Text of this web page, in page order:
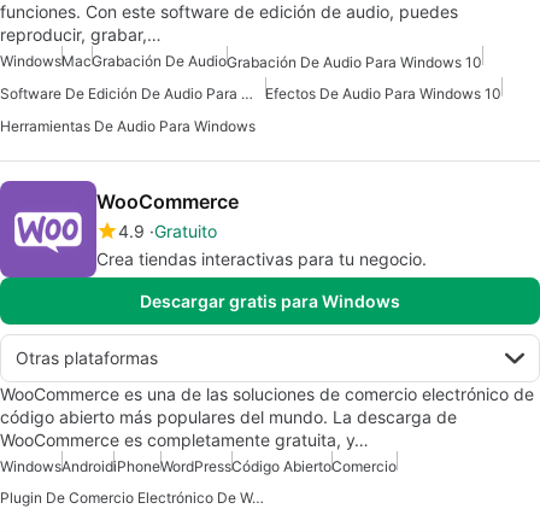
funciones. Con este software de edición de audio, puedes
reproducir, grabar,…
WindowsMacGrabación De AudioGrabación De Audio Para Windows 10
Software De Edición De Audio Para Windows 7
Efectos De Audio Para Windows 10
Herramientas De Audio Para Windows
WooCommerce
4.9 Gratuito
Crea tiendas interactivas para tu negocio.
Descargar gratis para Windows
Otras plataformas
WooCommerce es una de las soluciones de comercio electrónico de
código abierto más populares del mundo. La descarga de
WooCommerce es completamente gratuita, y…
WindowsAndroidiPhoneWordPressCódigo AbiertoComercio
Plugin De Comercio Electrónico De Wordpress